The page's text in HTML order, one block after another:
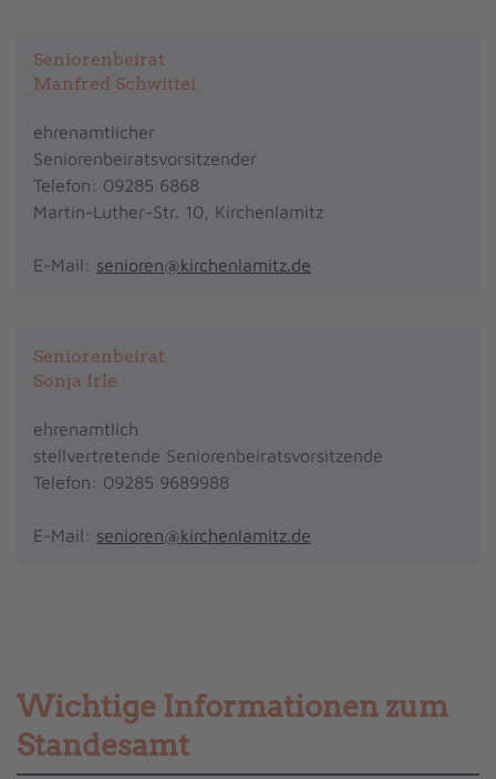
Seniorenbeirat
Manfred Schwittei
ehrenamtlicher
Seniorenbeiratsvorsitzender
Telefon: 09285 6868
Martin-Luther-Str. 10, Kirchenlamitz
E-Mail: senioren@kirchenlamitz.de
Seniorenbeirat
Sonja Irle
ehrenamtlich
stellvertretende Seniorenbeiratsvorsitzende
Telefon: 09285 9689988
E-Mail: senioren@kirchenlamitz.de
Wichtige Informationen zum
Standesamt